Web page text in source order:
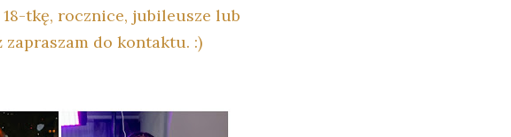
tkę, rocznice, jubileusze lub
do kontaktu. :)